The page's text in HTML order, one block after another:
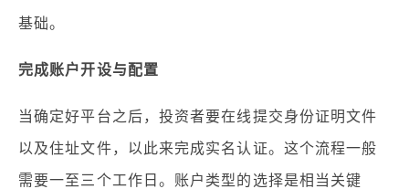
基础。
完成账户开设与配置
当确定好平台之后，投资者要在线提交身份证明文件
以及住址文件，以此来完成实名认证。这个流程一般
需要一至三个工作日。账户类型的选择是相当关键